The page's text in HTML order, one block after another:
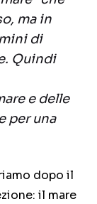
ma in
di
Quindi
e delle
per una
dopo il
il mare